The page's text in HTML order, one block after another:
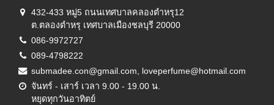
432-433 หมู่5 ถนนเทศบาลคลองตำหรุ12
ต.ตลองตำหรุ เทศบาลเมืองชลบุรี 20000
086-9972727
089-4798222
submadee.con@gmail.com, loveperfume@hotmail.com
จันทร์ - เสาร์ เวลา 9.00 - 19.00 น.
หยุดทุกวันอาทิตย์